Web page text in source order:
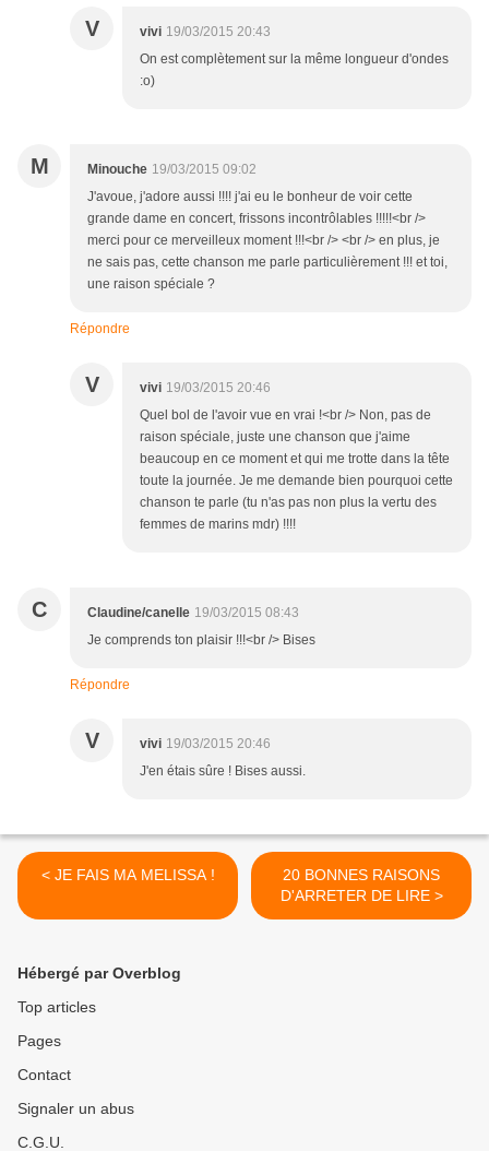
V vivi 19/03/2015 20:43
On est complètement sur la même longueur d'ondes
:o)
M Minouche 19/03/2015 09:02
J'avoue, j'adore aussi !!!! j'ai eu le bonheur de voir cette
grande dame en concert, frissons incontrôlables !!!!!<br />
merci pour ce merveilleux moment !!!<br /> <br /> en plus, je
ne sais pas, cette chanson me parle particulièrement !!! et toi,
une raison spéciale ?
Répondre
V vivi 19/03/2015 20:46
Quel bol de l'avoir vue en vrai !<br /> Non, pas de
raison spéciale, juste une chanson que j'aime
beaucoup en ce moment et qui me trotte dans la tête
toute la journée. Je me demande bien pourquoi cette
chanson te parle (tu n'as pas non plus la vertu des
femmes de marins mdr) !!!!
C Claudine/canelle 19/03/2015 08:43
Je comprends ton plaisir !!!<br /> Bises
Répondre
V vivi 19/03/2015 20:46
J'en étais sûre ! Bises aussi.
< JE FAIS MA MELISSA !
20 BONNES RAISONS
D'ARRETER DE LIRE >
Hébergé par Overblog
Top articles
Pages
Contact
Signaler un abus
C.G.U.